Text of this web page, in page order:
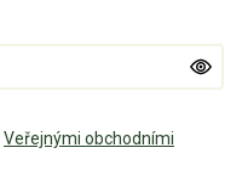
Veřejnými obchodními